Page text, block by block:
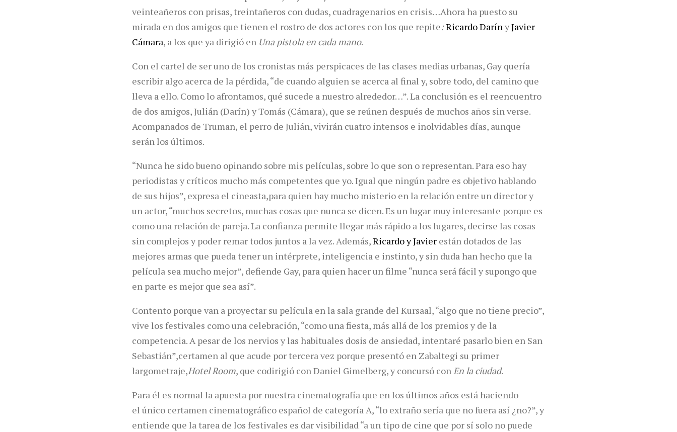
veinteañeros con prisas, treintañeros con dudas, cuadragenarios en crisis…Ahora ha puesto su
mirada en dos amigos que tienen el rostro de dos actores con los que repite:Ricardo DarínyJavier
Cámara, a los que ya dirigió en Una pistola en cada mano.
Con el cartel de ser uno de los cronistas más perspicaces de las clases medias urbanas, Gay quería
escribir algo acerca de la pérdida, “de cuando alguien se acerca al final y, sobre todo, del camino que
lleva a ello. Como lo afrontamos, qué sucede a nuestro alrededor…”. La conclusión es el reencuentro
de dos amigos, Julián (Darín) y Tomás (Cámara), que se reúnen después de muchos años sin verse.
Acompañados de Truman, el perro de Julián, vivirán cuatro intensos e inolvidables días, aunque
serán los últimos.
“Nunca he sido bueno opinando sobre mis películas, sobre lo que son o representan. Para eso hay
periodistas y críticos mucho más competentes que yo. Igual que ningún padre es objetivo hablando
de sus hijos”, expresa el cineasta,para quien hay mucho misterio en la relación entre un director y
un actor, “muchos secretos, muchas cosas que nunca se dicen. Es un lugar muy interesante porque es
como una relación de pareja. La confianza permite llegar más rápido a los lugares, decirse las cosas
sin complejos y poder remar todos juntos a la vez. Además,Ricardo y Javier están dotados de las
mejores armas que pueda tener un intérprete, inteligencia e instinto, y sin duda han hecho que la
película sea mucho mejor”, defiende Gay, para quien hacer un filme “nunca será fácil y supongo que
en parte es mejor que sea así”.
Contento porque van a proyectar su película en la sala grande del Kursaal, “algo que no tiene precio”,
vive los festivales como una celebración, “como una fiesta, más allá de los premios y de la
competencia. A pesar de los nervios y las habituales dosis de ansiedad, intentaré pasarlo bien en San
Sebastián”,certamen al que acude por tercera vez porque presentó en Zabaltegi su primer
largometraje,Hotel Room, que codirigió con Daniel Gimelberg, y concursó conEn la ciudad.
Para él es normal la apuesta por nuestra cinematografía que en los últimos años está haciendo
el único certamen cinematográfico español de categoría A, “lo extraño sería que no fuera así ¿no?”, y
entiende que la tarea de los festivales es dar visibilidad “a un tipo de cine que por sí solo no puede